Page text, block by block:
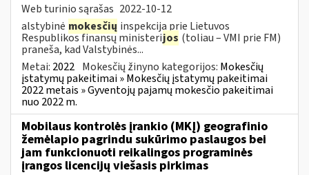
Web turinio sąrašas 2022-10-12
alstybinė mokesčių inspekcija prie Lietuvos
Respublikos finansų ministerijos (toliau – VMI prie FM)
praneša, kad Valstybinės...
Metai: 2022 Mokesčių žinyno kategorijos: Mokesčių
įstatymų pakeitimai » Mokesčių įstatymų pakeitimai
2022 metais » Gyventojų pajamų mokesčio pakeitimai
nuo 2022 m.
Mobilaus kontrolės įrankio (MKĮ) geografinio
žemėlapio pagrindu sukūrimo paslaugos bei
jam funkcionuoti reikalingos programinės
įrangos licencijų viešasis pirkimas